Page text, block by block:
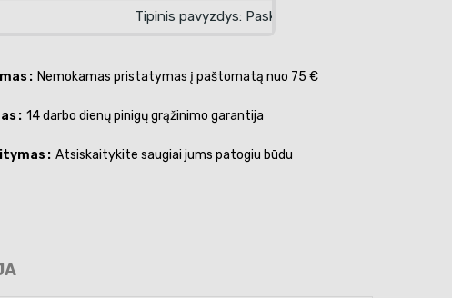
Nemokamas pristatymas į paštomatą nuo 75 €
14 darbo dienų pinigų grąžinimo garantija
Atsiskaitykite saugiai jums patogiu būdu